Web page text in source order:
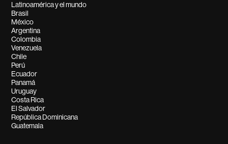
Latinoamérica y el mundo
Brasil
México
Argentina
Colombia
Venezuela
Chile
Perú
Ecuador
Panamá
Uruguay
Costa Rica
El Salvador
República Dominicana
Guatemala